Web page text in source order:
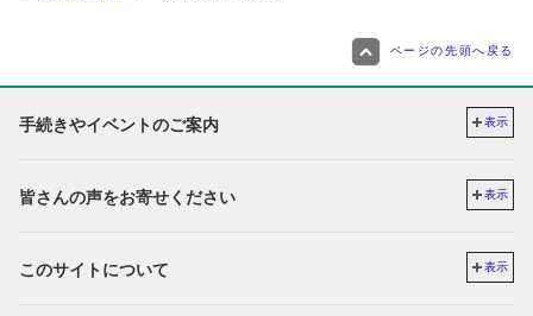
ページの先頭へ戻る
手続きやイベントのご案内 表示
皆さんの声をお寄せください 表示
このサイトについて 表示